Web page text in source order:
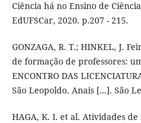
Ciência há no Ensino de
EdUFSCar, 2020. p.207 - 215.
GONZAGA, R. T.; HINKEL, J.
de formação de professores:
ENCONTRO DAS
São Leopoldo. Anais [...]. São
HAGA, K. I. et al. Atividades